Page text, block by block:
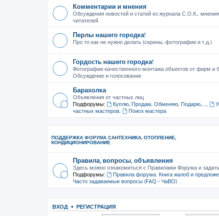
Комментарии и мнения
Обсуждения новостей и статей из журнала С.О.К., мнения
читателей
Перлы нашего городка!
Про то как не нужно делать (скрины, фотографии и т.д.)
Гордость нашего городка!
Фотографии качественного монтажа объектов от фирм и
Обсуждение и голосование
Барахолка
Объявления от частных лиц
Подфорумы:
Куплю, Продам, Обменяю, Подарю,...,
частных мастеров, Поиск мастера
ПОДДЕРЖКА ФОРУМА САНТЕХНИКА, ОТОПЛЕНИЕ,
КОНДИЦИОНИРОВАНИЕ
Правила, вопросы, объявления
Здесь можно ознакомиться с Правилами Форума и
Подфорумы:
Правила форума. Книга жалоб и
Часто задаваемые вопросы (FAQ - ЧаВО)
ВХОД • РЕГИСТРАЦИЯ